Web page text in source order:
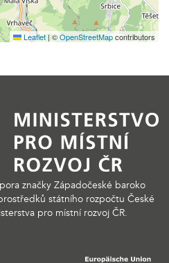
Leaflet | ©OpenStreetMapcontributors
značky Západočeské baroko
státního rozpočtu České
pro místní rozvoj ČR.